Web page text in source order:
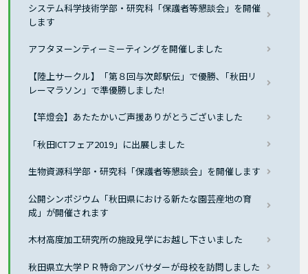
システム科学技術学部・研究科「保護者等懇談会」を開催
します
アフタヌーンティーミーティングを開催しました
【陸上サークル】「第８回与次郎駅伝」で優勝､「秋田リ
レーマラソン」で準優勝しました!
【竿燈会】あたたかいご声援ありがとうございました
「秋田ICTフェア2019」に出展しました
生物資源科学部・研究科「保護者等懇談会」を開催します
公開シンポジウム「秋田県における新たな園芸産地の育
成」が開催されます
木材高度加工研究所の施設見学にお越し下さいました
秋田県立大学ＰＲ特命アンバサダーが母校を訪問しました